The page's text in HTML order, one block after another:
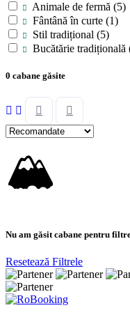
Animale de fermă (5)
Fântână în curte (1)
Stil tradițional (5)
Bucătărie tradițională
0 cabane găsite
🏔
Nu am găsit cabane pentru
Resetează Filtrele